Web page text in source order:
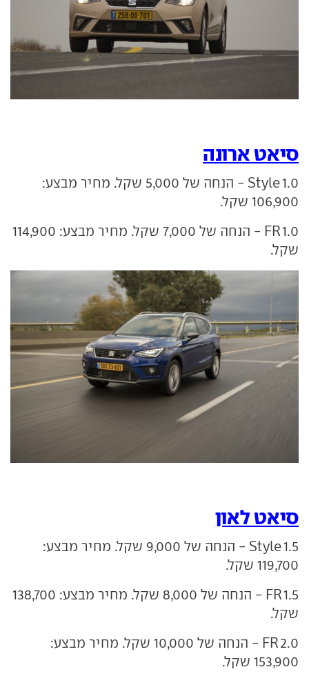
סיאט ארונה
1.0 Style - הנחה של 5,000 שקל. מחיר מבצע:
106,900 שקל.
1.0 FR - הנחה של 7,000 שקל. מחיר מבצע: 114,900
שקל.
סיאט לאון
1.5 Style - הנחה של 9,000 שקל. מחיר מבצע:
119,700 שקל.
1.5 FR - הנחה של 8,000 שקל. מחיר מבצע: 138,700
שקל.
2.0 FR - הנחה של 10,000 שקל. מחיר מבצע:
153,900 שקל.